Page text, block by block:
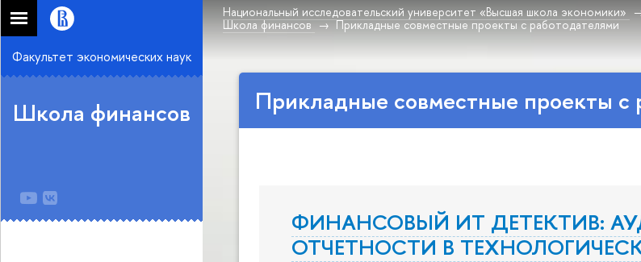
Национальный исследовательский университет «Высшая школа экономики»
Школа финансов
Прикладные совместные проекты с работодателями
Факультет экономических наук
Школа финансов Прикладные совместные проекты с
ФИНАНСОВЫЙ ИТ ДЕТЕКТИВ:
ОТЧЕТНОСТИ В